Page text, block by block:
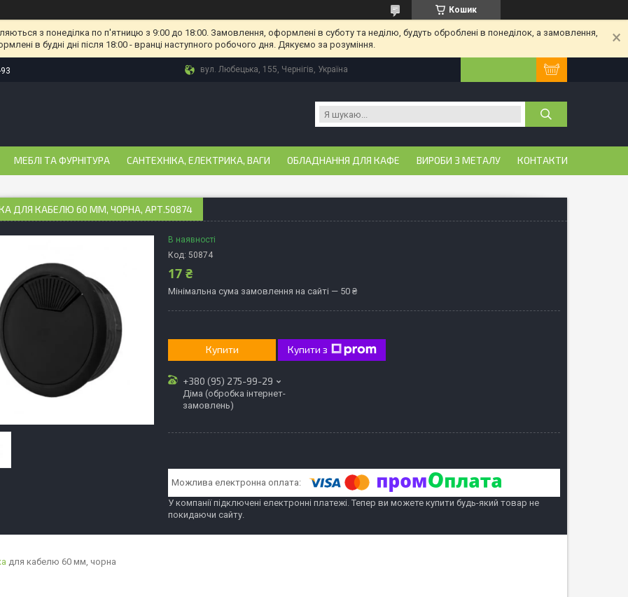
Кошик
з понеділка по п'ятницю з 9:00 до 18:00. Замовлення, оформлені в суботу та неділю, будуть оброблені в понеділок, а замовлення,
в будні дні після 18:00 - вранці наступного робочого дня. Дякуємо за розуміння.
вул. Любецька, 155, Чернігів, Україна
МЕБЛІ ТА ФУРНІТУРА САНТЕХНІКА, ЕЛЕКТРИКА, ВАГИ ОБЛАДНАННЯ ДЛЯ КАФЕ ВИРОБИ З МЕТАЛУ КОНТАКТИ
ДЛЯ КАБЕЛЮ 60 ММ, ЧОРНА, АРТ.50874
В наявності
Код: 50874
17 ₴
Мінімальна сума замовлення на сайті — 50 ₴
Купити Купити з
+380 (95) 275-99-29
Діма (обробка інтернет-
замовлень)
У компанії підключені електронні платежі. Тепер ви можете купити будь-який товар не
покидаючи сайту.
для кабелю 60 мм, чорна